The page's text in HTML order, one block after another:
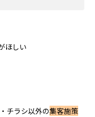
ほしい
チラシ以外の集客施策